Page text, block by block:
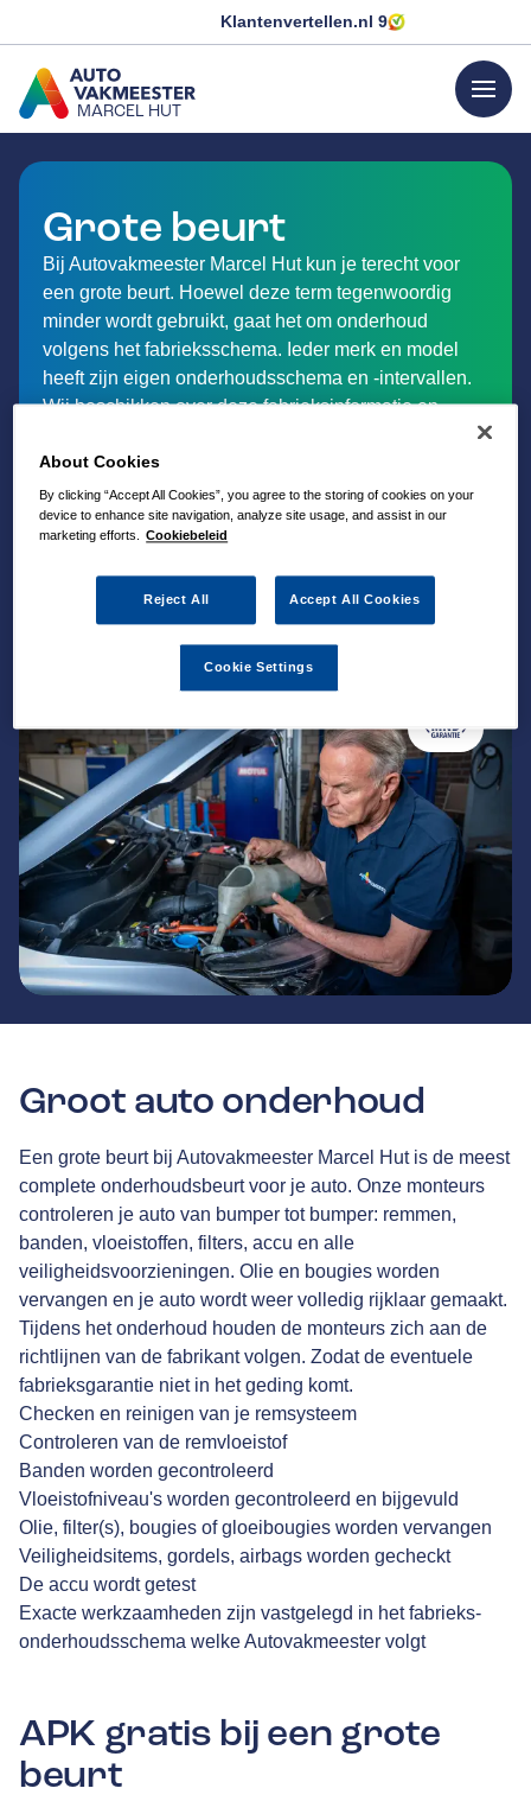
Klantenvertellen.nl 9
MARCEL HUT
GA NAAR DE HOMEPAGINA
menu
Grote beurt
Bij Autovakmeester Marcel Hut kun je terecht voor
een grote beurt. Hoewel deze term tegenwoordig
minder wordt gebruikt, gaat het om onderhoud
volgens het fabrieksschema. Ieder merk en model
heeft zijn eigen onderhoudsschema en -intervallen.
Wij beschikken over deze fabrieksinformatie en
er valt onder de originele grote beurt bij
Autovakmeester Marcel Hut in Laren.
Groot auto onderhoud
Een grote beurt bij Autovakmeester Marcel Hut is de meest
complete onderhoudsbeurt voor je auto. Onze monteurs
controleren je auto van bumper tot bumper: remmen,
banden, vloeistoffen, filters, accu en alle
veiligheidsvoorzieningen. Olie en bougies worden
vervangen en je auto wordt weer volledig rijklaar gemaakt.
Tijdens het onderhoud houden de monteurs zich aan de
richtlijnen van de fabrikant volgen. Zodat de eventuele
fabrieksgarantie niet in het geding komt.
Checken en reinigen van je remsysteem
Controleren van de remvloeistof
Banden worden gecontroleerd
Vloeistofniveau's worden gecontroleerd en bijgevuld
Olie, filter(s), bougies of gloeibougies worden vervangen
Veiligheidsitems, gordels, airbags worden gecheckt
De accu wordt getest
Exacte werkzaamheden zijn vastgelegd in het fabrieks-
onderhoudsschema welke Autovakmeester volgt
APK gratis bij een grote
beurt
About Cookies
By clicking “Accept All Cookies”, you agree to the storing of cookies on your
device to enhance site navigation, analyze site usage, and assist in our
marketing efforts.
Cookiebeleid
Reject All Accept All Cookies
Cookie Settings